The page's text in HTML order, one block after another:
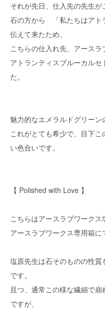
それが先日、仕入先の先生が
石の方から 「私たちはアト
伝えて来たため、
こちらの仕入れ先、アース
アトランティスブルーカル
た。
魅力的なエメラルドグリーン
これがとても希少で、目下
い色合いです。
【 Polished with Love 】
こちらはアースラブワークス
アースラブワークス専用箱に
塩原先生は石そのものの性
です。
且つ、通常この様な繊細で
ですが、